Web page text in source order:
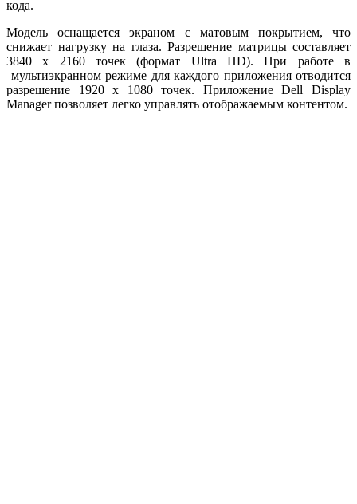
кода.
Модель оснащается экраном с матовым покрытием, что
снижает нагрузку на глаза. Разрешение матрицы составляет
3840 x 2160 точек (формат Ultra HD). При работе в
мультиэкранном режиме для каждого приложения отводится
разрешение 1920 x 1080 точек. Приложение Dell Display
Manager позволяет легко управлять отображаемым контентом.